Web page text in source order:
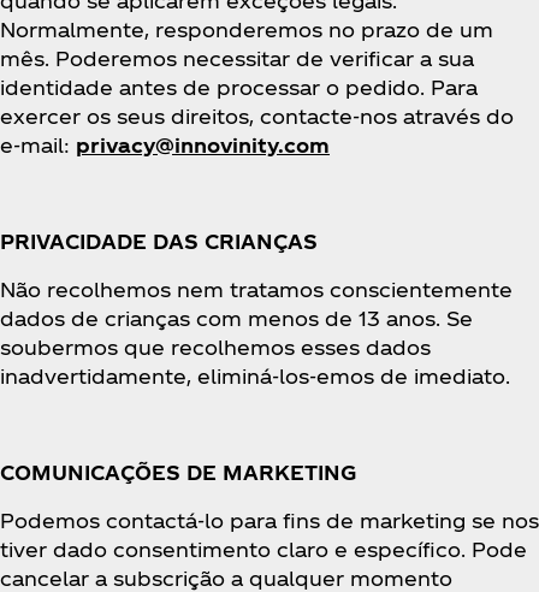
Normalmente, responderemos no prazo de um
mês. Poderemos necessitar de verificar a sua
identidade antes de processar o pedido. Para
exercer os seus direitos, contacte-nos através do
e-mail: privacy@innovinity.com
PRIVACIDADE DAS CRIANÇAS
Não recolhemos nem tratamos conscientemente
dados de crianças com menos de 13 anos. Se
soubermos que recolhemos esses dados
inadvertidamente, eliminá-los-emos de imediato.
COMUNICAÇÕES DE MARKETING
Podemos contactá-lo para fins de marketing se nos
tiver dado consentimento claro e específico. Pode
cancelar a subscrição a qualquer momento